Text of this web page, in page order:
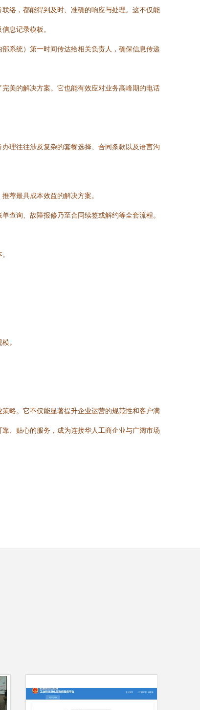
络，都能得到及时、准确的响应与处理。这不仅能
息记录模板。
系统）第一时间传达给相关负责人，确保信息传递
美的解决方案。它也能有效应对业务高峰期的电话
理往往涉及复杂的套餐选择、合同条款以及语言沟
荐最具成本效益的解决方案。
查询、故障报修乃至合同续签或解约等全套流程。
。
略。它不仅能显著提升企业运营的规范性和客户满
、贴心的服务，成为连接华人工商企业与广阔市场